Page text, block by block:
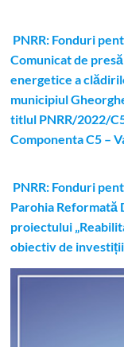
PNRR: Fonduri
Comunicat de
energetice a
municipiul
titlul PNRR/2022/
Componenta C5 –
PNRR: Fonduri
Parohia Reformată
proiectului
obiectiv de